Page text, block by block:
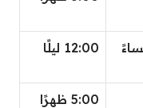
12:00 ليلًا
5:00 ظهرًا